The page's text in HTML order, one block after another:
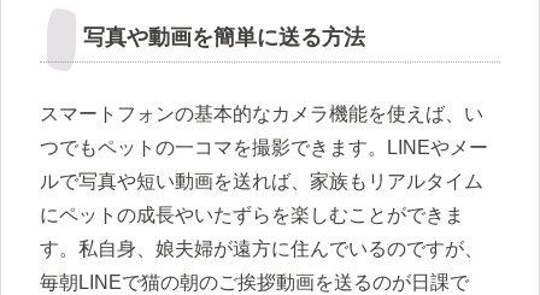
写真や動画を簡単に送る方法
スマートフォンの基本的なカメラ機能を使えば、い
つでもペットの一コマを撮影できます。LINEやメー
ルで写真や短い動画を送れば、家族もリアルタイム
にペットの成長やいたずらを楽しむことができま
す。私自身、娘夫婦が遠方に住んでいるのですが、
毎朝LINEで猫の朝のご挨拶動画を送るのが日課で